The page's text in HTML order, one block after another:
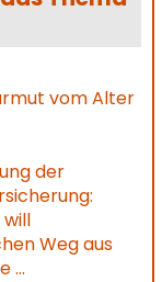
der
Weg aus
...